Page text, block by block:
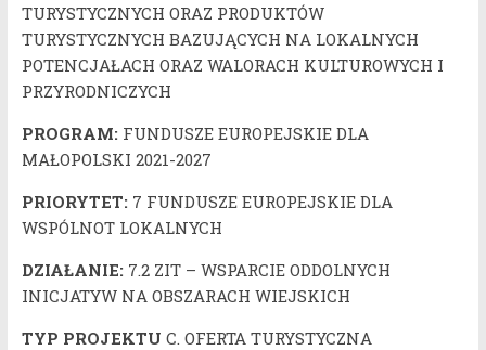
TURYSTYCZNYCH ORAZ PRODUKTÓW
TURYSTYCZNYCH BAZUJĄCYCH NA LOKALNYCH
POTENCJAŁACH ORAZ WALORACH KULTUROWYCH I
PRZYRODNICZYCH
PROGRAM:FUNDUSZE EUROPEJSKIE DLA
MAŁOPOLSKI 2021-2027
PRIORYTET:7 FUNDUSZE EUROPEJSKIE DLA
WSPÓLNOT LOKALNYCH
DZIAŁANIE:7.2 ZIT – WSPARCIE ODDOLNYCH
INICJATYW NA OBSZARACH WIEJSKICH
TYP PROJEKTU C. OFERTA TURYSTYCZNA